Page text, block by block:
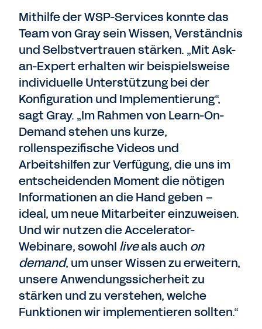
Mithilfe der WSP-Services konnte das
Team von Gray sein Wissen, Verständnis
und Selbstvertrauen stärken. „Mit Ask-
an-Expert erhalten wir beispielsweise
individuelle Unterstützung bei der
Konfiguration und Implementierung“,
sagt Gray. „Im Rahmen von Learn-On-
Demand stehen uns kurze,
rollenspezifische Videos und
Arbeitshilfen zur Verfügung, die uns im
entscheidenden Moment die nötigen
Informationen an die Hand geben –
ideal, um neue Mitarbeiter einzuweisen.
Und wir nutzen die Accelerator-
Webinare, sowohl liveals auch on
demand, um unser Wissen zu erweitern,
unsere Anwendungssicherheit zu
stärken und zu verstehen, welche
Funktionen wir implementieren sollten.“